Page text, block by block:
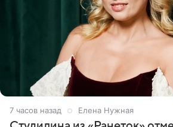
7 часов назад Елена Нужная